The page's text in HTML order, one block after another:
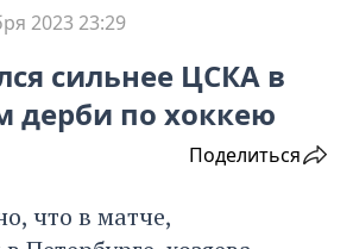
2023 23:29
сильнее ЦСКА в
дерби по хоккею
Поделиться
что в матче,